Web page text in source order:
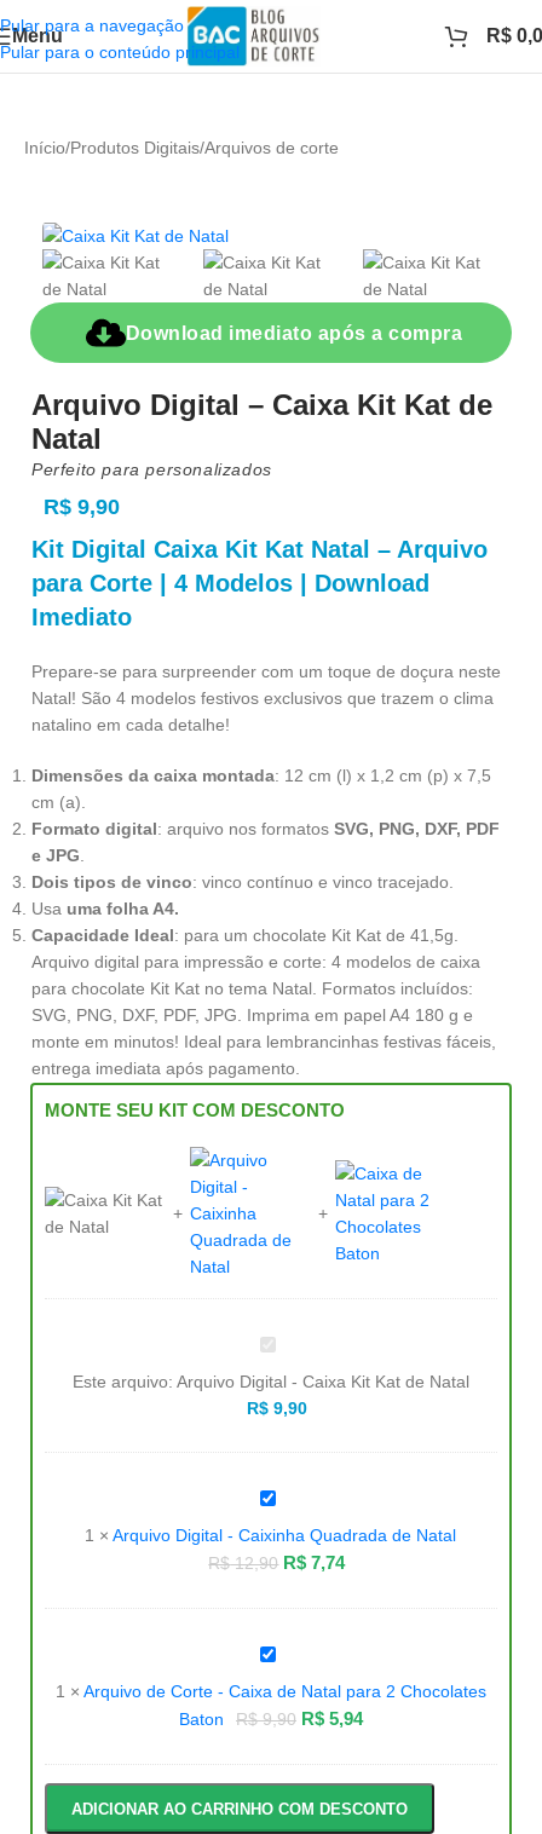
Pular para a navegação
Pular para o conteúdo principal
Menu R$
Início/Produtos Digitais/Arquivos de corte
Download imediato após a compra
Arquivo Digital – Caixa Kit Kat de
Natal
Perfeito para personalizados
R$ 9,90
Kit Digital Caixa Kit Kat Natal – Arquivo
para Corte | 4 Modelos | Download
Imediato
Prepare-se para surpreender com um toque de doçura neste
Natal! São 4 modelos festivos exclusivos que trazem o clima
natalino em cada detalhe!
Dimensões da caixa montada: 12 cm (l) x 1,2 cm (p) x 7,5
cm (a).
Formato digital: arquivo nos formatos SVG, PNG, DXF, PDF
e JPG.
Dois tipos de vinco: vinco contínuo e vinco tracejado.
Usa uma folha A4.
Capacidade Ideal: para um chocolate Kit Kat de 41,5g.
Arquivo digital para impressão e corte: 4 modelos de caixa
para chocolate Kit Kat no tema Natal. Formatos incluídos:
SVG, PNG, DXF, PDF, JPG. Imprima em papel A4 180 g e
monte em minutos! Ideal para lembrancinhas festivas fáceis,
entrega imediata após pagamento.
MONTE SEU KIT COM DESCONTO
Arquivo
Digital
Caixa
Kit
Natal
Este arquivo: Arquivo Digital - Caixa Kit Kat de Natal
R$9,90
Arquivo
Digital
-
Caixinha
Quadrada
1 ×Arquivo Digital - Caixinha Quadrada de Natal
R$12,90 R$ 7,74
Arquivo
de
Corte
-
Caixa
de
para
2
Chocolates
Baton
1 × Arquivo de Corte - Caixa de Natal para 2 Chocolates
Baton
R$9,90 R$5,94
ADICIONAR AO CARRINHO COM DESCONTO